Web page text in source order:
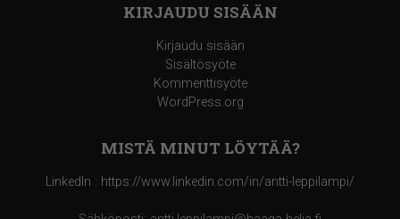
KIRJAUDU SISÄÄN
Kirjaudu sisään
Sisältösyöte
Kommenttisyöte
WordPress.org
MISTÄ MINUT LÖYTÄÄ?
LinkedIn : https://www.linkedin.com/in/antti-leppilampi/